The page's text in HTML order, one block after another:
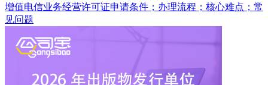
增值电信业务经营许可证申请条件；办理流程；核心难点；常
见问题